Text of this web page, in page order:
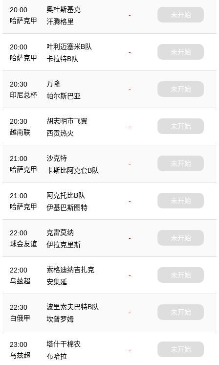
20:00
哈萨克甲
奥杜斯基克
-
汗腾格里
未开始
20:00
哈萨克甲
叶利迈塞米B队
-
卡拉特B队
未开始
20:30
印尼总杯
万隆
-
帕尔斯巴亚
未开始
20:30
越南联
胡志明市飞翼
-
西贡热火
未开始
21:00
哈萨克甲
沙克特
-
卡斯比阿克套B队
未开始
21:00
哈萨克甲
阿克托比B队
-
伊基巴斯图特
未开始
22:00
球会友谊
克雷莫纳
-
伊拉克里斯
未开始
22:00
乌兹超
索格迪纳吉扎克
-
安集延
未开始
22:30
白俄甲
波里索夫巴特B队
-
坎普罗姆
未开始
23:00
乌兹超
塔什干棉农
-
布哈拉
未开始